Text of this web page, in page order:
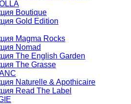
Boutique
Gold Edition
Magma Rocks
Nomad
The English Garden
The Grasse
Naturelle & Apothicaire
Read The Label